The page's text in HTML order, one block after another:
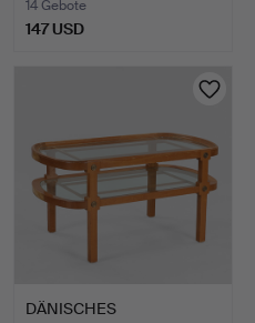
14 Gebote
147 USD
DÄNISCHES